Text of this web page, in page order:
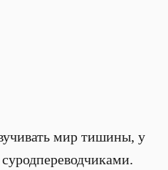
мир тишины, у